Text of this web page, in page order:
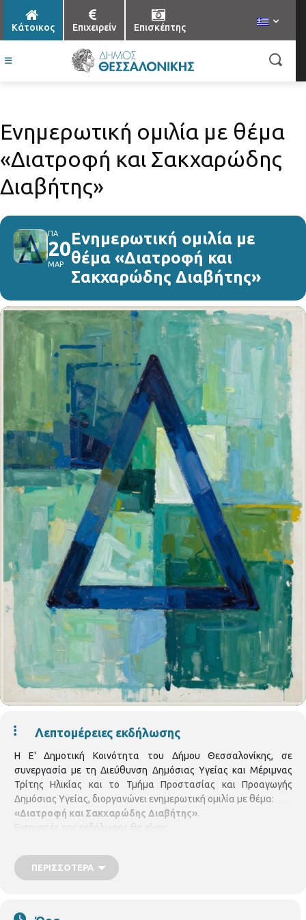
Κάτοικος Επιχειρείν Επισκέπτης
Ενημερωτική ομιλία με θέμα
«Διατροφή και Σακχαρώδης
Διαβήτης»
ΠΑ
20
ΜΑΡ
Ενημερωτική ομιλία με
θέμα «Διατροφή και
Σακχαρώδης Διαβήτης»
Λεπτομέρειες εκδήλωσης
Η Ε' Δημοτική Κοινότητα του Δήμου Θεσσαλονίκης, σε
συνεργασία με τη Διεύθυνση Δημόσιας Υγείας και Μέριμνας
Τρίτης Ηλικίας και το Τμήμα Προστασίας και Προαγωγής
Δημόσιας Υγείας, διοργανώνει ενημερωτική ομιλία με θέμα:
«Διατροφή και Σακχαρώδης Διαβήτης».
Εισηγητές της εκδήλωσης θα είναι:
Κτενίδου Χαρ. Φανή
στην αισθητική οδοντιατρική, Διοικητικό Μέλος της Ελληνικής
ΠΕΡΙΣΣΌΤΕΡΑ